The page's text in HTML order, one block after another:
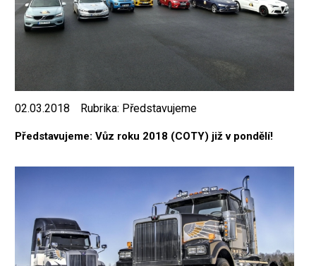
02.03.2018 Rubrika: Představujeme
Představujeme: Vůz roku 2018 (COTY) již v pondělí!